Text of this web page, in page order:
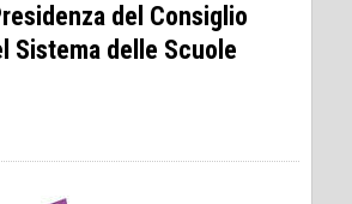
del Consiglio
Sistema delle Scuole